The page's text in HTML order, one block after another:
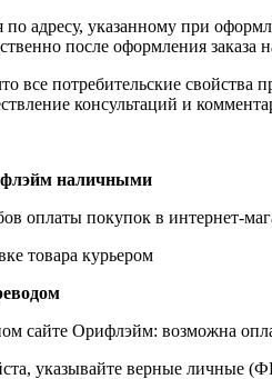
по адресу, указанному при
после оформления заказа
все потребительские свойства
консультаций и
наличными
оплаты покупок в интернет-
товара курьером
сайте Орифлэйм: возможна
указывайте верные личные